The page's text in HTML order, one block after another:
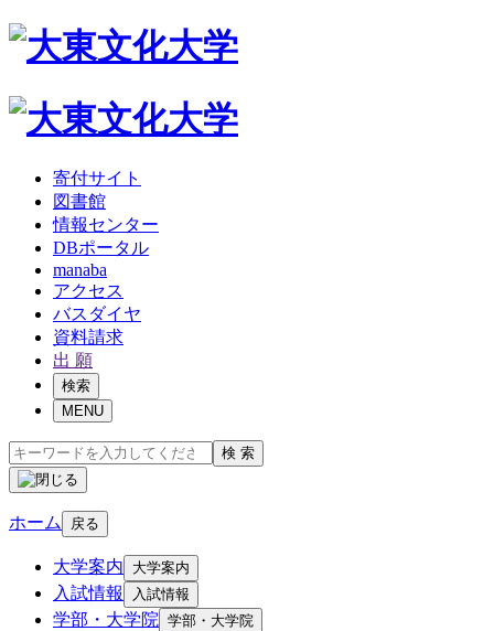
寄付サイト
図書館
情報センター
DBポータル
manaba
アクセス
バスダイヤ
資料請求
出 願
検索
MENU
検 索
ホーム 戻る
大学案内 大学案内
入試情報 入試情報
学部・大学院 学部・大学院